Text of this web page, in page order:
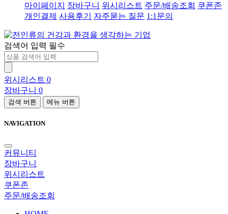
마이페이지
장바구니 위시리스트 주문/배송조회 쿠폰존
개인결제 사용후기 자주묻는 질문 1:1문의
검색어 입력 필수
위시리스트 0
장바구니 0
검색 버튼 메뉴 버튼
NAVIGATION
커뮤니티
장바구니
위시리스트
쿠폰존
주문/배송조회